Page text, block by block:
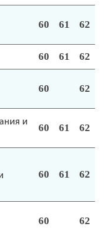
60 61 62
60 61 62
60 62
и
60 61 62
60 61 62
60 62